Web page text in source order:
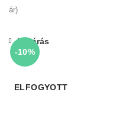
ár)
-10%
ELFOGYOTT
Bezárás